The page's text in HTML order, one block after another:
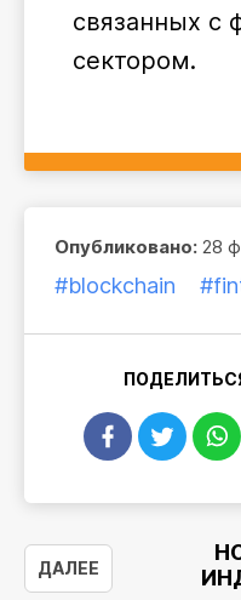
связанных с
сектором.
Опубликовано: 28
#blockchain
ДАЛЕЕ